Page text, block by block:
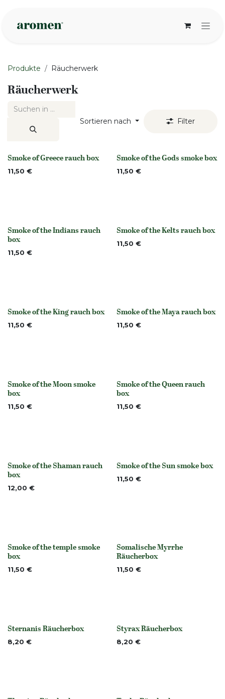
Produkte Räucherwerk
Räucherwerk
Sortieren nach Filter
None
Smoke of Greece rauch box
11,50 € None
Smoke of the Gods smoke box
11,50 €
None
Smoke of the Indians rauch
box
11,50 €
None
Smoke of the Kelts rauch box
11,50 €
None
Smoke of the King rauch box
11,50 € None
Smoke of the Maya rauch box
11,50 €
None
Smoke of the Moon smoke
box
11,50 €
None
Smoke of the Queen rauch
box
11,50 €
None
Smoke of the Shaman rauch
box
12,00 €
None
Smoke of the Sun smoke box
11,50 €
None
Smoke of the temple smoke
box
11,50 €
None
Somalische Myrrhe
Räucherbox
11,50 €
None
Sternanis Räucherbox
8,20 € None
Styrax Räucherbox
8,20 €